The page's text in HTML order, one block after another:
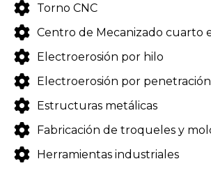
Torno CNC
Centro de Mecanizado cuarto
Electroerosión por hilo
Electroerosión por penetración
Estructuras metálicas
Fabricación de troqueles y
Herramientas industriales